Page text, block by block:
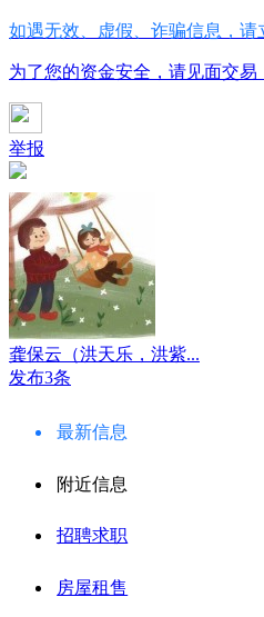
如遇无效、虚假、诈骗信息，请
为了您的资金安全，请见面交易
举报
龚保云（洪天乐，洪紫...
发布3条
最新信息
附近信息
招聘求职
房屋租售